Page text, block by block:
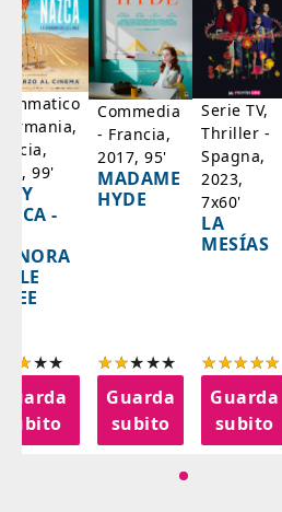
99'
-
subito
Commedia
- Francia,
2017, 95'
MADAME
HYDE
Guarda
subito
Serie TV,
Thriller -
Spagna,
2023,
7x60'
LA
MESÍAS
Guarda
subito